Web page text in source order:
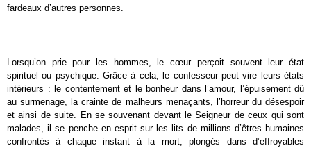
fardeaux d’autres personnes.
Lorsqu’on prie pour les hommes, le cœur perçoit souvent leur état
spirituel ou psychique. Grâce à cela, le confesseur peut vire leurs états
intérieurs : le contentement et le bonheur dans l’amour, l’épuisement dû
au surmenage, la crainte de malheurs menaçants, l’horreur du désespoir
et ainsi de suite. En se souvenant devant le Seigneur de ceux qui sont
malades, il se penche en esprit sur les lits de millions d’êtres humaines
confrontés à chaque instant à la mort, plongés dans d’effroyables